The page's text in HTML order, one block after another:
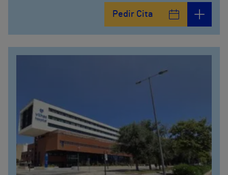
Pedir Cita